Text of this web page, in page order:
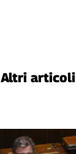
Altri articoli